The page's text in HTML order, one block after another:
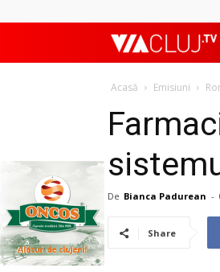
Acasă Emisiuni
De Bianca Padurean -
Share